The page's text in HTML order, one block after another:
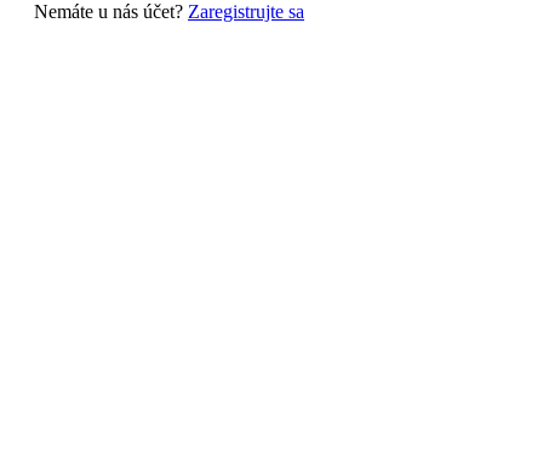
Nemáte u nás účet? Zaregistrujte sa